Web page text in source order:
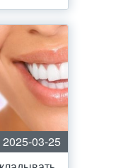
2025-03-25